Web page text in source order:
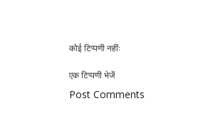
कोई टिप्पणी नहीं:
एक टिप्पणी भेजें
Post Comments